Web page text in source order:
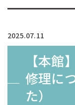
2025.07.11
【本館
修理に
た）